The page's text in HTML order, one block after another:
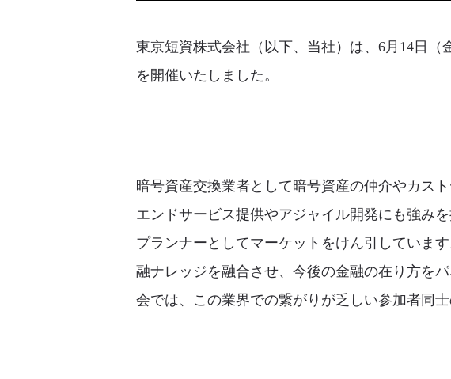
東京短資株式会社（以下、当社）は、6月14日（
を開催いたしました。
暗号資産交換業者として暗号資産の仲介やカス
エンドサービス提供やアジャイル開発にも強み
プランナーとしてマーケットをけん引していま
融ナレッジを融合させ、今後の金融の在り方を
会では、この業界での繋がりが乏しい参加者同